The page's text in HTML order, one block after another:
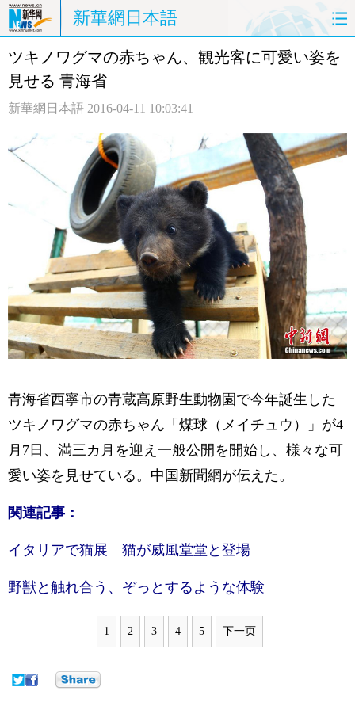
新華網日本語
ホームページ 政治 経済
中日対訳
ツキノワグマの赤ちゃん、観光客に可愛い姿を
見せる 青海省
新華網日本語 2016-04-11 10:03:41
青海省西寧市の青蔵高原野生動物園で今年誕生した
ツキノワグマの赤ちゃん「煤球（メイチュウ）」が4
月7日、満三カ月を迎え一般公開を開始し、様々な可
愛い姿を見せている。中国新聞網が伝えた。
関連記事：
イタリアで猫展 猫が威風堂堂と登場
野獣と触れ合う、ぞっとするような体験
1 2 3 4 5 下一页